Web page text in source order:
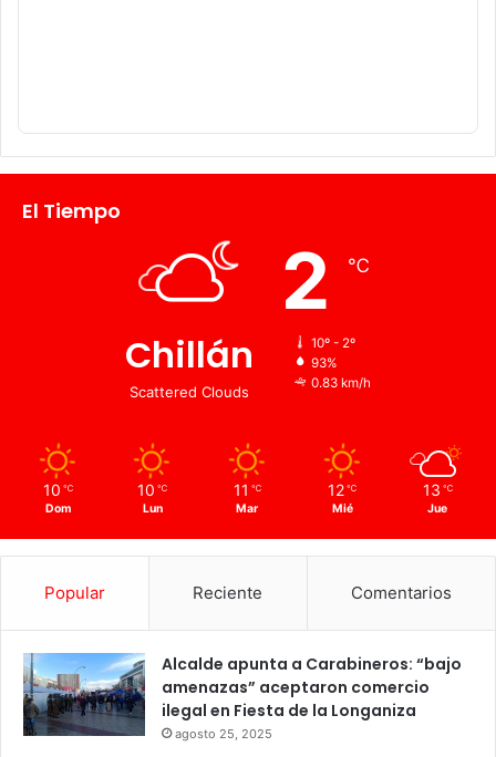
El Tiempo
Chillán
Scattered Clouds
2 ℃
10º - 2º
93%
0.83 km/h
10 ℃
Dom
10 ℃
Lun
11 ℃
Mar
12 ℃
Mié
13 ℃
Jue
Popular Reciente Comentarios
Alcalde apunta a Carabineros: “bajo
amenazas” aceptaron comercio
ilegal en Fiesta de la Longaniza
agosto 25, 2025